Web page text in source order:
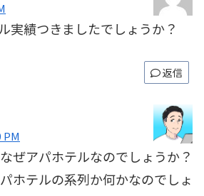
実績つきましたでしょうか？
返信
PM
ぜアパホテルなのでしょうか？
ホテルの系列か何かなのでしょ